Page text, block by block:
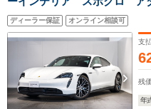
ョン シートヒーター 渋滞
ンターボホイール Pディス
ト プライバシーガラス
ディーラー保証 オンライン相談可
支
残
年